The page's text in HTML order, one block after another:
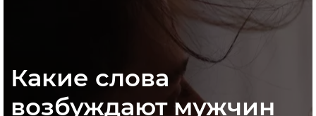
Какие слова
возбуждают мужчин